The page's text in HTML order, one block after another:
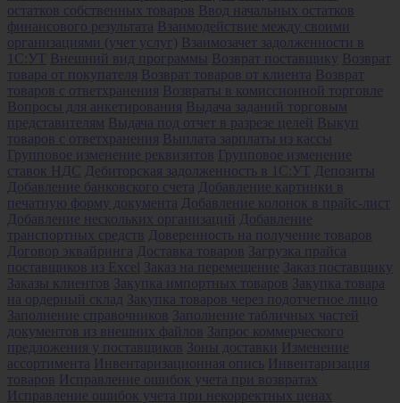
остатков собственных товаров Ввод начальных остатков
финансового результата Взаимодействие между своими
организациями (учет услуг) Взаимозачет задолженности в
1С:УТ Внешний вид программы Возврат поставщику Возврат
товара от покупателя Возврат товаров от клиента Возврат
товаров с ответхранения Возвраты в комиссионной торговле
Вопросы для анкетирования Выдача заданий торговым
представителям Выдача под отчет в разрезе целей Выкуп
товаров с ответхранения Выплата зарплаты из кассы
Групповое изменение реквизитов Групповое изменение
ставок НДС
Дебиторская задолженность в 1С:УТ
Депозиты
Добавление банковского счета
Добавление картинки в
печатную форму документа
Добавление колонок в прайс-лист
Добавление нескольких организаций
Добавление
транспортных средств
Доверенность на получение товаров
Договор эквайринга
Доставка товаров Загрузка прайса
поставщиков из Excel
Заказ на перемещение Заказ поставщику
Заказы клиентов Закупка импортных товаров Закупка товара
на ордерный склад
Закупка товаров через подотчетное лицо
Заполнение справочников Заполнение табличных частей
документов из внешних файлов Запрос коммерческого
предложения у поставщиков Зоны доставки Изменение
ассортимента Инвентаризационная опись
Инвентаризация
товаров Исправление ошибок учета при возвратах
Исправление ошибок учета при некорректных ценах